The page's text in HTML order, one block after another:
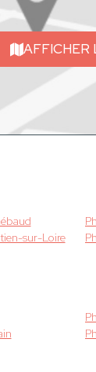
AFFICHER
sur-Loire